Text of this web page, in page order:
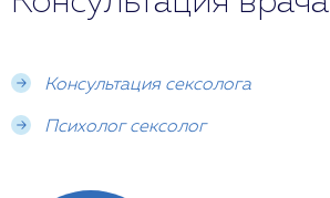
Консультация сексолога
Психолог сексолог